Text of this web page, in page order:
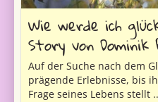
Wie werde ich
Story von Dominik
Auf der Suche nach dem
prägende Erlebnisse, bis
Frage seines Lebens stellt